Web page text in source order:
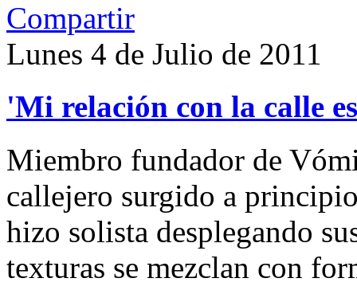
Compartir
Lunes 4 de Julio de 2011
'Mi relación con la calle
Miembro fundador de
callejero surgido a
hizo solista desplegando
texturas se mezclan con